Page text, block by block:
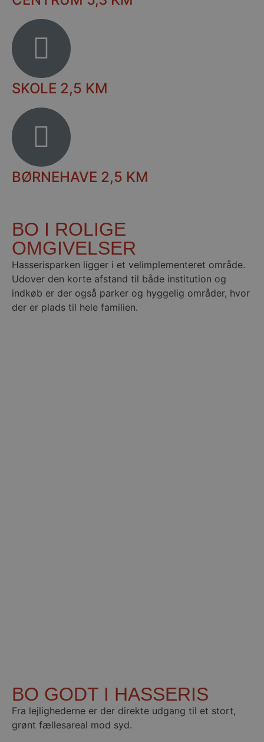
SKOLE 2,5 KM
BØRNEHAVE 2,5 KM
BO I ROLIGE
OMGIVELSER
Hasserisparken ligger i et velimplementeret område.
Udover den korte afstand til både institution og
indkøb er der også parker og hyggelig områder, hvor
der er plads til hele familien.
BO GODT I HASSERIS
Fra lejlighederne er der direkte udgang til et stort,
grønt fællesareal mod syd.